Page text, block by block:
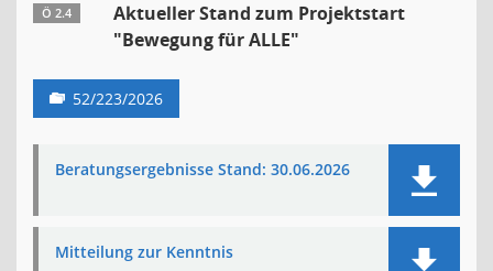
Ö 2.4
Aktueller Stand zum Projektstart
"Bewegung für ALLE"
52/223/2026
Beratungsergebnisse Stand: 30.06.2026
Mitteilung zur Kenntnis